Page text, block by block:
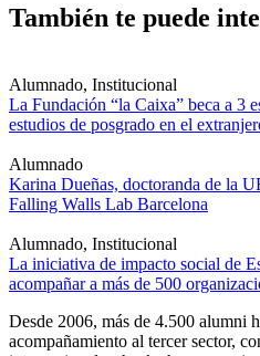
También te puede
Alumnado, Institucional
La Fundación “la Caixa” beca a 3
estudios de posgrado en el
Alumnado
Karina Dueñas, doctoranda de la
Falling Walls Lab Barcelona
Alumnado, Institucional
La iniciativa de impacto social de
acompañar a más de 500
Desde 2006, más de 4.500 alumni
acompañamiento al tercer sector,